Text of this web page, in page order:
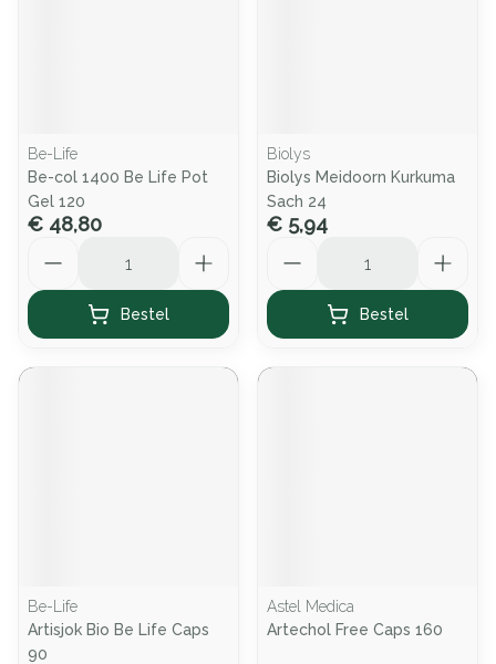
Be-Life
Be-col 1400 Be Life Pot
Gel 120
€ 48,80
Bestel
Biolys
Biolys Meidoorn Kurkuma
Sach 24
€ 5,94
Bestel
Be-Life
Artisjok Bio Be Life Caps
90
Astel Medica
Artechol Free Caps 160